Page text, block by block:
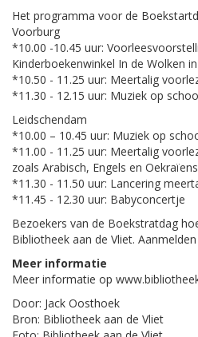
Het programma voor de
Voorburg
*10.00 -10.45 uur:
Kinderboekenwinkel In de Wolken
*10.50 - 11.25 uur: Meertalig
*11.30 - 12.15 uur: Muziek op
Leidschendam
*10.00 – 10.45 uur: Muziek op
*11.00 - 11.25 uur: Meertalig
zoals Arabisch, Engels en Oekraïens
*11.30 - 11.50 uur: Lancering
*11.45 - 12.30 uur: Babyconcertje
Bezoekers van de Boekstratdag
Bibliotheek aan de Vliet.
Meer informatie
Meer informatie op
Door: Jack Oosthoek
Bron: Bibliotheek aan de Vliet